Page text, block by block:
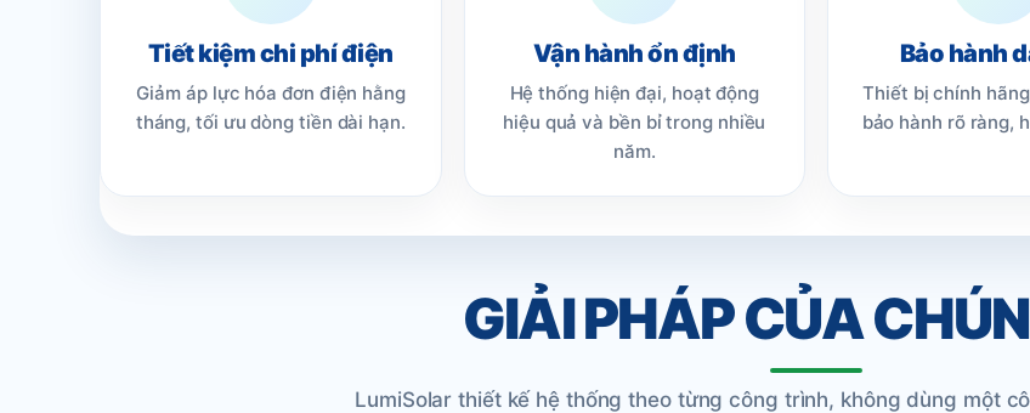
Tiết kiệm chi phí điện
Giảm áp lực hóa đơn điện hằng
tháng, tối ưu dòng tiền dài hạn.
Vận hành ổn định
Hệ thống hiện đại, hoạt động
hiệu quả và bền bỉ trong nhiều
năm.
Bảo hành
Thiết bị chính
bảo hành rõ ràng,
GIẢI PHÁP CỦA
LumiSolar thiết kế hệ thống theo từng công trình, không dùng một